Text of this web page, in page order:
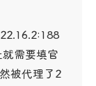
需要填官
被代理了2